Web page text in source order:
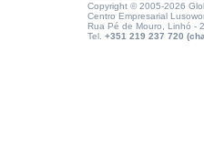
Copyright © 2005-2026
Centro Empresarial
Rua Pé de Mouro, Linhó -
Tel. +351 219 237 720